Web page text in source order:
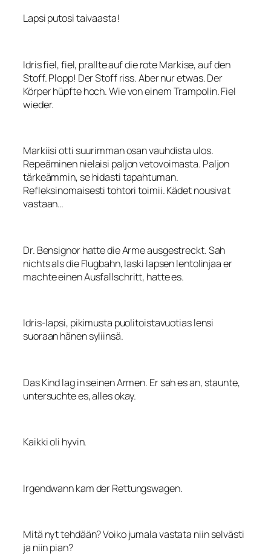
Lapsi putosi taivaasta!
Idris fiel, fiel, prallte auf die rote Markise, auf den
Stoff. Plopp! Der Stoff riss. Aber nur etwas. Der
Körper hüpfte hoch. Wie von einem Trampolin. Fiel
wieder.
Markiisi otti suurimman osan vauhdista ulos.
Repeäminen nielaisi paljon vetovoimasta. Paljon
tärkeämmin, se hidasti tapahtuman.
Refleksinomaisesti tohtori toimii. Kädet nousivat
vastaan…
Dr. Bensignor hatte die Arme ausgestreckt. Sah
nichts als die Flugbahn, laski lapsen lentolinjaa er
machte einen Ausfallschritt, hatte es.
Idris-lapsi, pikimusta puolitoistavuotias lensi
suoraan hänen syliinsä.
Das Kind lag in seinen Armen. Er sah es an, staunte,
untersuchte es, alles okay.
Kaikki oli hyvin.
Irgendwann kam der Rettungswagen.
Mitä nyt tehdään? Voiko jumala vastata niin selvästi
ja niin pian?